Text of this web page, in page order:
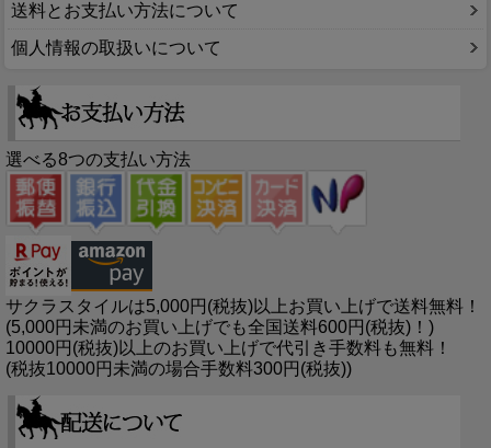
送料とお支払い方法について
個人情報の取扱いについて
選べる8つの支払い方法
サクラスタイルは5,000円(税抜)以上お買い上げで送料無料！
(5,000円未満のお買い上げでも全国送料600円(税抜)！)
10000円(税抜)以上のお買い上げで代引き手数料も無料！
(税抜10000円未満の場合手数料300円(税抜))